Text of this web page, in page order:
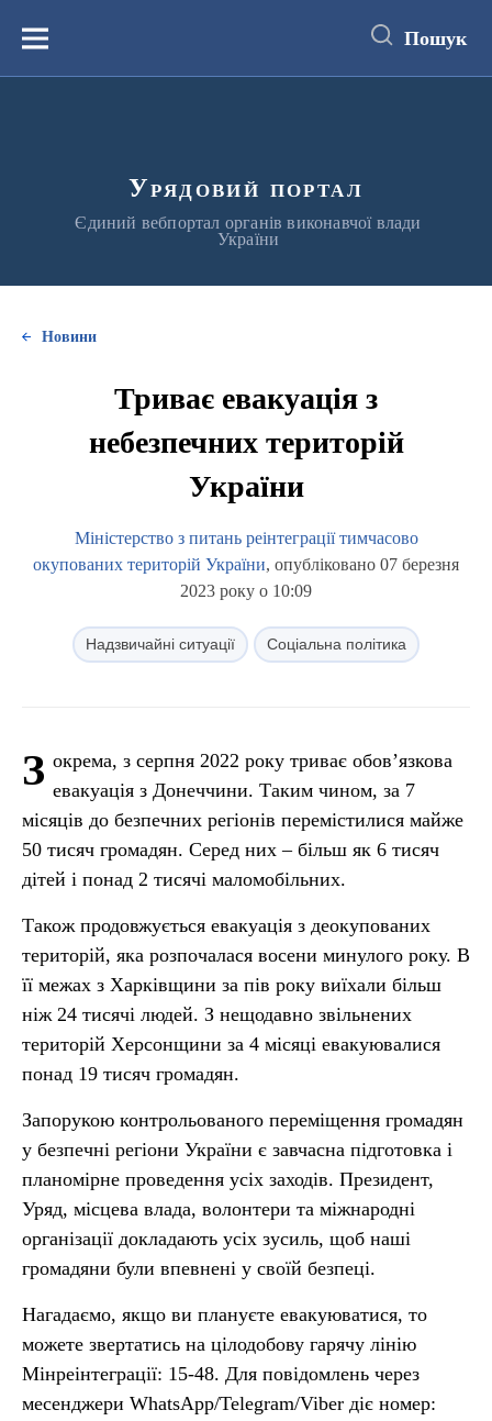
вмістуМеню Пошук
Урядовий портал
Єдиний вебпортал органів виконавчої влади
України
Новини
Триває евакуація з
небезпечних територій
України
Міністерство з питань реінтеграції тимчасово
окупованих територій України, опубліковано 07 березня
2023 року о 10:09
Надзвичайні ситуації Соціальна політика
З окрема, з серпня 2022 року триває обов’язкова
евакуація з Донеччини. Таким чином, за 7
місяців до безпечних регіонів перемістилися майже
50 тисяч громадян. Серед них – більш як 6 тисяч
дітей і понад 2 тисячі маломобільних.
Також продовжується евакуація з деокупованих
територій, яка розпочалася восени минулого року. В
її межах з Харківщини за пів року виїхали більш
ніж 24 тисячі людей. З нещодавно звільнених
територій Херсонщини за 4 місяці евакуювалися
понад 19 тисяч громадян.
Запорукою контрольованого переміщення громадян
у безпечні регіони України є завчасна підготовка і
планомірне проведення усіх заходів. Президент,
Уряд, місцева влада, волонтери та міжнародні
організації докладають усіх зусиль, щоб наші
громадяни були впевнені у своїй безпеці.
Нагадаємо, якщо ви плануєте евакуюватися, то
можете звертатись на цілодобову гарячу лінію
Мінреінтеграції: 15-48. Для повідомлень через
месенджери WhatsApp/Telegram/Viber діє номер: